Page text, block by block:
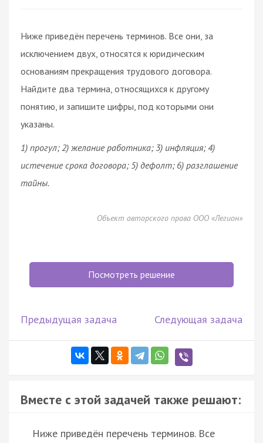
Ниже приведён перечень терминов. Все они, за
исключением двух, относятся к юридическим
основаниям прекращения трудового договора.
Найдите два термина, относящихся к другому
понятию, и запишите цифры, под которыми они
указаны.
1) прогул; 2) желание работника; 3) инфляция; 4)
истечение срока договора; 5) дефолт; 6) разглашение
тайны.
Объект авторского права ООО «Легион»
Посмотреть решение
Предыдущая задача Следующая задача
Вместе с этой задачей также решают:
Ниже приведён перечень терминов. Все